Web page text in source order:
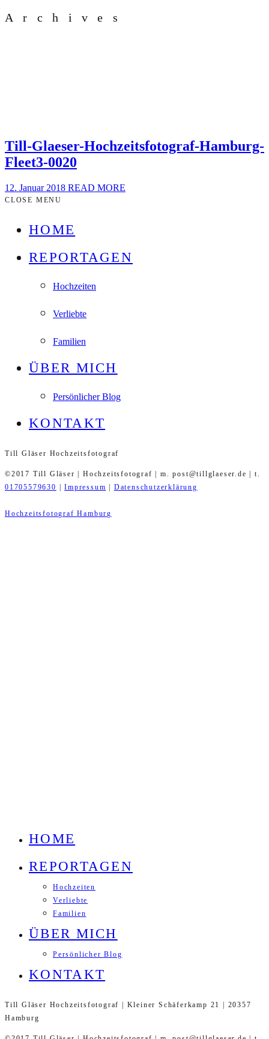
Archives
Till-Glaeser-Hochzeitsfotograf-Hamburg-
Fleet3-0020
12. Januar 2018 READ MORE
CLOSE MENU
HOME
REPORTAGEN
Hochzeiten
Verliebte
Familien
ÜBER MICH
Persönlicher Blog
KONTAKT
Till Gläser Hochzeitsfotograf
©2017 Till Gläser | Hochzeitsfotograf | m. post@tillglaeser.de | t.
01705579630
|Impressum Datenschutzerklärung
Hochzeitsfotograf Hamburg
HOME
REPORTAGEN
Hochzeiten
Verliebte
Familien
ÜBER MICH
Persönlicher Blog
KONTAKT
Till Gläser Hochzeitsfotograf | Kleiner Schäferkamp 21 | 20357
Hamburg